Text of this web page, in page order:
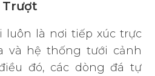
Trượt
luôn là nơi tiếp xúc trực
và hệ thống tưới cảnh
đó, các dòng đá tự